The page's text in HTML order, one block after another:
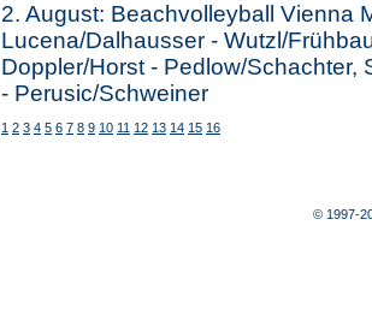
2. August: Beachvolleyball Vienna
Lucena/Dalhausser - Wutzl/
Doppler/Horst - Pedlow/Schachter,
- Perusic/Schweiner
1 2 3 4 5 6 7 8 9 10 11 12 13 14 15 16
© 1997-